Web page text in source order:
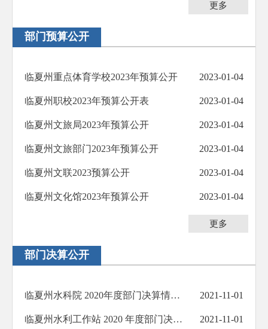
更多
部门预算公开
临夏州重点体育学校2023年预算公开 2023-01-04
临夏州职校2023年预算公开表 2023-01-04
临夏州文旅局2023年预算公开 2023-01-04
临夏州文旅部门2023年预算公开 2023-01-04
临夏州文联2023预算公开 2023-01-04
临夏州文化馆2023年预算公开 2023-01-04
更多
部门决算公开
临夏州水科院 2020年度部门决算情况说明 2021-11-01
临夏州水利工作站 2020 年度部门决算情况说明 2021-11-01